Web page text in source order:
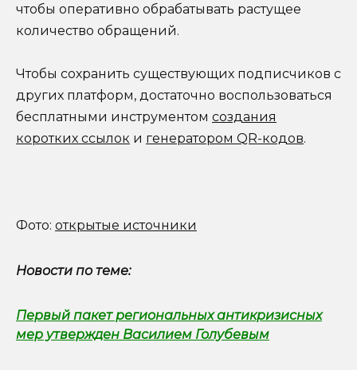
чтобы оперативно обрабатывать растущее
количество обращений.
Чтобы сохранить существующих подписчиков с
других платформ, достаточно воспользоваться
бесплатными инструментом создания
коротких ссылок и генератором QR-кодов.
Фото: открытые источники
Новости по теме:
Первый пакет региональных антикризисных
мер утвержден Василием Голубевым